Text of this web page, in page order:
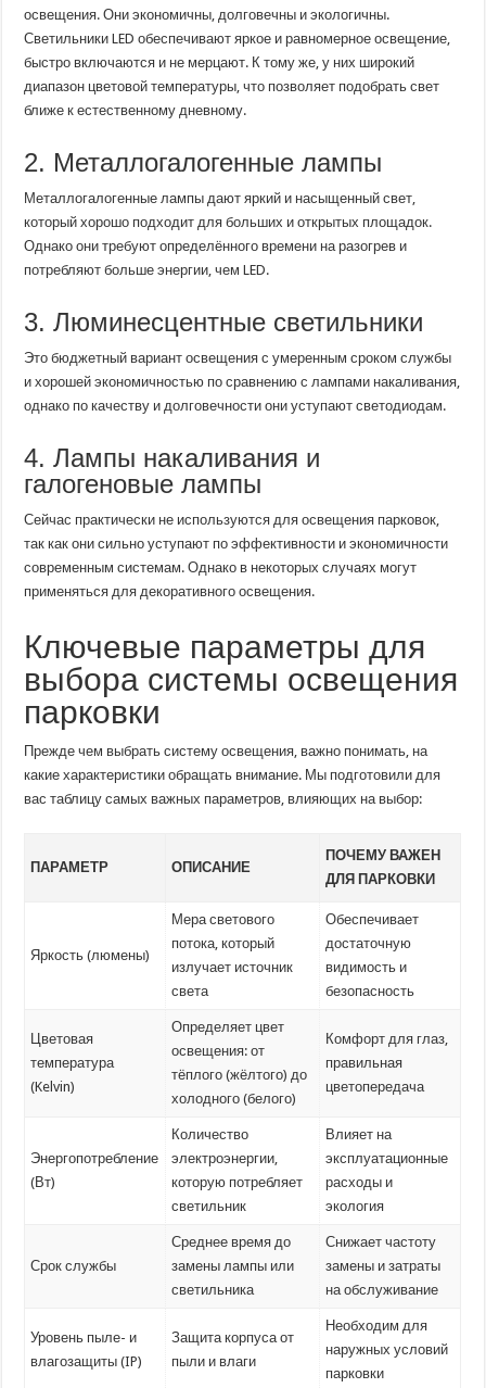
освещения. Они экономичны, долговечны и экологичны.
Светильники LED обеспечивают яркое и равномерное освещение,
быстро включаются и не мерцают. К тому же, у них широкий
диапазон цветовой температуры, что позволяет подобрать свет
ближе к естественному дневному.
2. Металлогалогенные лампы
Металлогалогенные лампы дают яркий и насыщенный свет,
который хорошо подходит для больших и открытых площадок.
Однако они требуют определённого времени на разогрев и
потребляют больше энергии, чем LED.
3. Люминесцентные светильники
Это бюджетный вариант освещения с умеренным сроком службы
и хорошей экономичностью по сравнению с лампами накаливания,
однако по качеству и долговечности они уступают светодиодам.
4. Лампы накаливания и
галогеновые лампы
Сейчас практически не используются для освещения парковок,
так как они сильно уступают по эффективности и экономичности
современным системам. Однако в некоторых случаях могут
применяться для декоративного освещения.
Ключевые параметры для
выбора системы освещения
парковки
Прежде чем выбрать систему освещения, важно понимать, на
какие характеристики обращать внимание. Мы подготовили для
вас таблицу самых важных параметров, влияющих на выбор:
ПАРАМЕТР ОПИСАНИЕ
ПОЧЕМУ ВАЖЕН
ДЛЯ ПАРКОВКИ
Яркость (люмены)
Мера светового
потока, который
излучает источник
света
Обеспечивает
достаточную
видимость и
безопасность
Цветовая
температура
(Kelvin)
Определяет цвет
освещения: от
тёплого (жёлтого) до
холодного (белого)
Комфорт для глаз,
правильная
цветопередача
Энергопотребление
(Вт)
Количество
электроэнергии,
которую потребляет
светильник
Влияет на
эксплуатационные
расходы и
экология
Срок службы
Среднее время до
замены лампы или
светильника
Снижает частоту
замены и затраты
на обслуживание
Уровень пыле- и
влагозащиты (IP)
Защита корпуса от
пыли и влаги
Необходим для
наружных условий
парковки